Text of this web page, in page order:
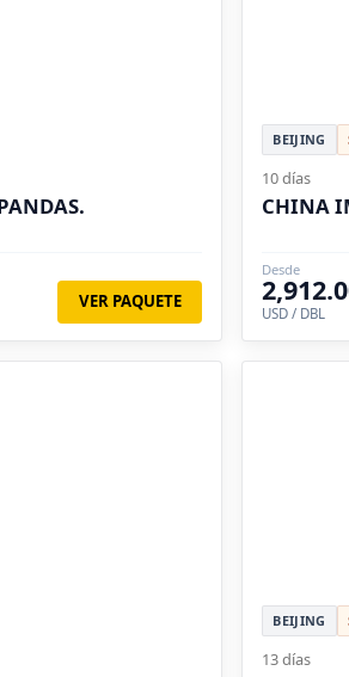
VER PAQUETE
BEIJING
10 días
CHINA
Desde
USD / DBL
BEIJING
13 días